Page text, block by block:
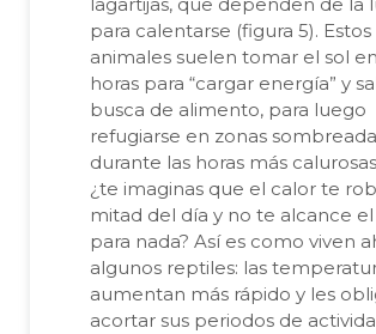
para calentarse (figura 5). Estos
animales suelen tomar el sol
horas para “cargar energía” y
busca de alimento, para luego
refugiarse en zonas
durante las horas más
¿te imaginas que el calor te
mitad del día y no te alcance
para nada? Así es como viven
algunos reptiles: las
aumentan más rápido y les
acortar sus periodos de